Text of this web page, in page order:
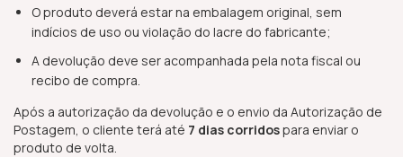
O produto deverá estar na embalagem original, sem
indícios de uso ou violação do lacre do fabricante;
A devolução deve ser acompanhada pela nota fiscal ou
recibo de compra.
Após a autorização da devolução e o envio da Autorização de
Postagem, o cliente terá até 7 dias corridospara enviar o
produto de volta.